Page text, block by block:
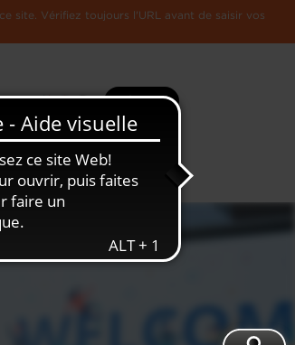
site. Vérifiez toujours l'URL avant de saisir vos
Plus
L'Economie